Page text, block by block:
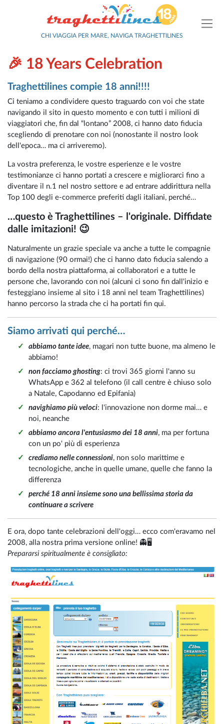
CHI VIAGGIA PER MARE, NAVIGA TRAGHETTILINES
🎉 18 Years Celebration
Traghettilines compie 18 anni!!!!
Ci teniamo a condividere questo traguardo con voi che state
navigando il sito in questo momento e con tutti i milioni di
viaggiatori che, fin dal “lontano” 2008, ci hanno dato fiducia
scegliendo di prenotare con noi (nonostante il nostro look
dell'epoca… ma ci arriveremo).
La vostra preferenza, le vostre esperienze e le vostre
testimonianze ci hanno portati a crescere e migliorarci fino a
diventare il n.1 nel nostro settore e ad entrare addirittura nella
Top 100 degli e-commerce preferiti dagli italiani, perché…
…questo è Traghettilines – l'originale. Diffidate
dalle imitazioni! 😉
Naturalmente un grazie speciale va anche a tutte le compagnie
di navigazione (90 ormai!) che ci hanno dato fiducia salendo a
bordo della nostra piattaforma, ai collaboratori e a tutte le
persone che, lavorando con noi (alcuni ci sono fin dall'inizio e
festeggiano insieme al sito i 18 anni nel team Traghettilines)
hanno percorso la strada che ci ha portati fin qui.
Siamo arrivati qui perché…
abbiamo tante idee, magari non tutte buone, ma almeno le
abbiamo!
non facciamo ghosting: ci trovi 365 giorni l'anno su
WhatsApp e 362 al telefono (il call centre è chiuso solo
a Natale, Capodanno ed Epifania)
navighiamo più veloci: l'innovazione non dorme mai… e
noi, neanche
abbiamo ancora l'entusiasmo dei 18 anni, ma per fortuna
con un po' più di esperienza
crediamo nelle connessioni, non solo marittime e
tecnologiche, anche in quelle umane, quelle che fanno la
differenza
perché 18 anni insieme sono una bellissima storia da
continuare a scrivere
E ora, dopo tante celebrazioni dell'oggi… ecco com'eravamo nel
2008, alla nostra prima versione online! 👻🖥️
Prepararsi spiritualmente è consigliato: